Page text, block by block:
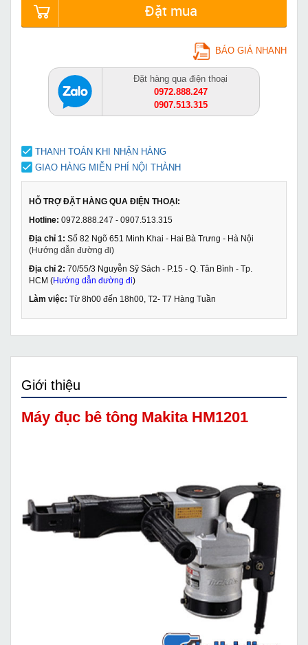
Đặt mua
BÁO GIÁ NHANH
Đặt hàng qua điện thoại
0972.888.247
0907.513.315
THANH TOÁN KHI NHẬN HÀNG
GIAO HÀNG MIỄN PHÍ NỘI THÀNH
HỖ TRỢ ĐẶT HÀNG QUA ĐIỆN THOẠI:
Hotline: 0972.888.247 - 0907.513.315
Địa chỉ 1: Số 82 Ngõ 651 Minh Khai - Hai Bà Trưng - Hà Nội
(Hướng dẫn đường đi)
Địa chỉ 2: 70/55/3 Nguyễn Sỹ Sách - P.15 - Q. Tân Bình - Tp.
HCM (Hướng dẫn đường đi)
Làm việc: Từ 8h00 đến 18h00, T2- T7 Hàng Tuần
Giới thiệu
Máy đục bê tông Makita HM1201